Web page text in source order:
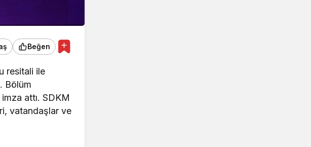
Beğen
resitali ile
Bölüm
attı. SDKM
vatandaşlar ve